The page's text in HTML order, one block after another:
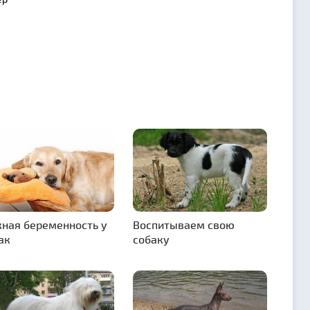
беременность у
Воспитываем свою
собаку